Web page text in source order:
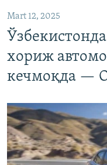
Mart 12, 2025
хориж
кечмоқда —